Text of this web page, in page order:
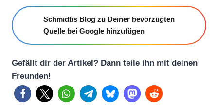
Schmidtis Blog zu Deiner bevorzugten
Quelle bei Google hinzufügen
Gefällt dir der Artikel? Dann teile ihn mit deinen
Freunden!